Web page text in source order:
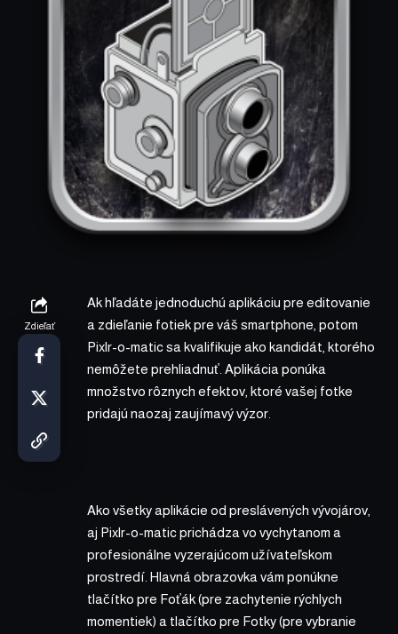
Zdieľať
Ak hľadáte jednoduchú aplikáciu pre editovanie
a zdieľanie fotiek pre váš smartphone, potom
Pixlr-o-matic sa kvalifikuje ako kandidát, ktorého
nemôžete prehliadnuť. Aplikácia ponúka
množstvo rôznych efektov, ktoré vašej fotke
pridajú naozaj zaujímavý výzor.
Ako všetky aplikácie od preslávených vývojárov,
aj Pixlr-o-matic prichádza vo vychytanom a
profesionálne vyzerajúcom užívateľskom
prostredí. Hlavná obrazovka vám ponúkne
tlačítko pre Foťák (pre zachytenie rýchlych
momentiek) a tlačítko pre Fotky (pre vybranie